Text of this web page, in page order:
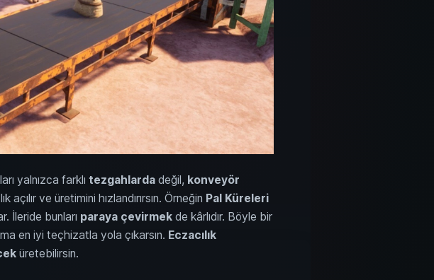
yalnızca farklı tezgahlardadeğil, konveyör
ve üretimini hızlandırırsın. Örneğin Pal Küreleri
İleride bunları paraya çevirmekde kârlıdır. Böyle bir
en iyi teçhizatla yola çıkarsın. Eczacılık
üretebilirsin.